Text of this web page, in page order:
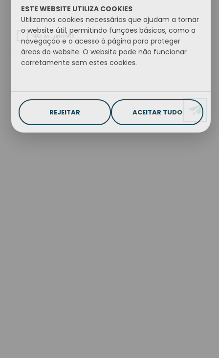
ESTE WEBSITE UTILIZA COOKIES
Utilizamos cookies necessários que ajudam a tornar
o website útil, permitindo funções básicas, como a
navegação e o acesso à página para proteger
áreas do website. O website pode não funcionar
corretamente sem estes cookies.
REJEITAR ACEITAR TUDO